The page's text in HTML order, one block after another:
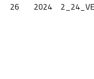
26
2024